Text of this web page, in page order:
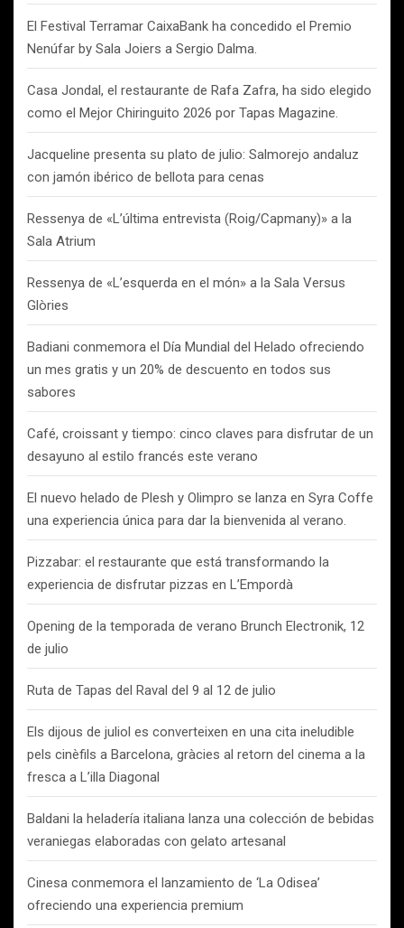
El Festival Terramar CaixaBank ha concedido el Premio
Nenúfar by Sala Joiers a Sergio Dalma.
Casa Jondal, el restaurante de Rafa Zafra, ha sido elegido
como el Mejor Chiringuito 2026 por Tapas Magazine.
Jacqueline presenta su plato de julio: Salmorejo andaluz
con jamón ibérico de bellota para cenas
Ressenya de «L’última entrevista (Roig/Capmany)» a la
Sala Atrium
Ressenya de «L’esquerda en el món» a la Sala Versus
Glòries
Badiani conmemora el Día Mundial del Helado ofreciendo
un mes gratis y un 20% de descuento en todos sus
sabores
Café, croissant y tiempo: cinco claves para disfrutar de un
desayuno al estilo francés este verano
El nuevo helado de Plesh y Olimpro se lanza en Syra Coffe
una experiencia única para dar la bienvenida al verano.
Pizzabar: el restaurante que está transformando la
experiencia de disfrutar pizzas en L’Empordà
Opening de la temporada de verano Brunch Electronik, 12
de julio
Ruta de Tapas del Raval del 9 al 12 de julio
Els dijous de juliol es converteixen en una cita ineludible
pels cinèfils a Barcelona, gràcies al retorn del cinema a la
fresca a L’illa Diagonal
Baldani la heladería italiana lanza una colección de bebidas
veraniegas elaboradas con gelato artesanal
Cinesa conmemora el lanzamiento de ‘La Odisea’
ofreciendo una experiencia premium